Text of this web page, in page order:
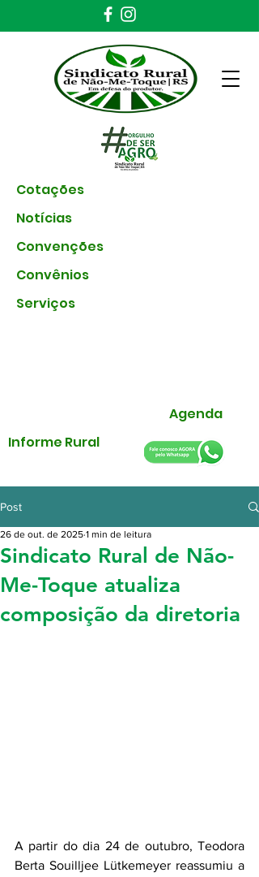
Cotações
Notícias
Convenções
Convênios
Serviços
Agenda
Informe Rural
Post
Sindicato Rural de Não-
Me-Toque atualiza
composição da diretoria
26 de out. de 2025 1 min de leitura
A partir do dia 24 de outubro, Teodora
Berta Souilljee Lütkemeyer reassumiu a